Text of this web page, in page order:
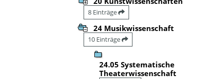
8 Einträge
24 Musikwissenschaft
10 Einträge
24.05 Systematische
Theaterwissenschaft